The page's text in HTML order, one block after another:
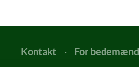
Kontakt · For bedemænd